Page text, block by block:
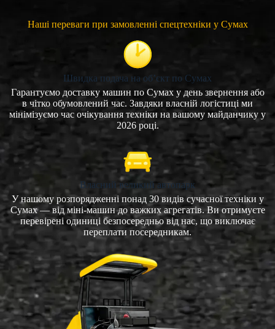
Наші переваги при замовленні спецтехніки у Сумах
Швидка подача на об’єкт по Сумах
Гарантуємо доставку машин по Сумах у день звернення або
в чітко обумовлений час. Завдяки власній логістиці ми
мінімізуємо час очікування техніки на вашому майданчику у
2026 році.
Власний великий автопарк
У нашому розпорядженні понад 30 видів сучасної техніки у
Сумах — від міні-машин до важких агрегатів. Ви отримуєте
перевірені одиниці безпосередньо від нас, що виключає
переплати посередникам.